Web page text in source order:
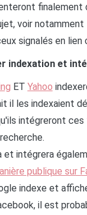
finalement
voir
signalés en lien
indexation et
ET Yahoo
il les indexaient
intégreront
et intégrera
publique sur
indexe et
il est